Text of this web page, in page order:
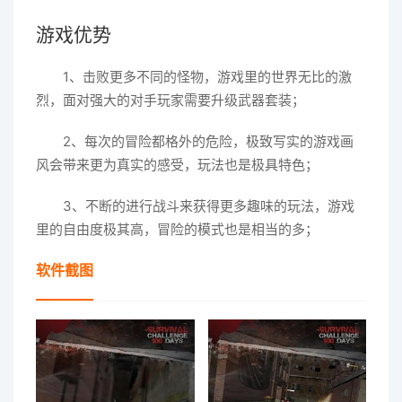
游戏优势
1、击败更多不同的怪物，游戏里的世界无比的激
烈，面对强大的对手玩家需要升级武器套装；
2、每次的冒险都格外的危险，极致写实的游戏画
风会带来更为真实的感受，玩法也是极具特色；
3、不断的进行战斗来获得更多趣味的玩法，游戏
里的自由度极其高，冒险的模式也是相当的多；
软件截图